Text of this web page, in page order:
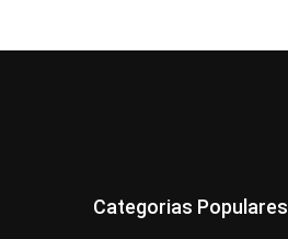
Categorias Populares